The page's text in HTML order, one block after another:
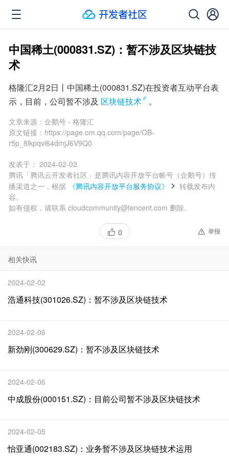
中国稀土(000831.SZ)：暂不涉及区块链技
术
格隆汇2月2日丨中国稀土(000831.SZ)在投资者互动平台表
示，目前，公司暂不涉及 区块链技术 。
文章来源： 企鹅号 - 格隆汇
原文链接： https://page.om.qq.com/page/OB-
r5p_8lkpqvi64dmjJ6V9Q0
发表于： 2024-02-02
腾讯「腾讯云开发者社区」是腾讯内容开放平台帐号（企鹅号）传
播渠道之一，根据
《腾讯内容开放平台服务协议》
转载发布内
容。
如有侵权，请联系 cloudcommunity@tencent.com 删除。
0 举报
相关快讯
2024-02-02
浩通科技(301026.SZ)：暂不涉及区块链技术
2024-02-06
新劲刚(300629.SZ)：暂不涉及区块链技术
2024-02-06
中成股份(000151.SZ)：目前公司暂不涉及区块链技术
2024-02-05
怡亚通(002183.SZ)：业务暂不涉及区块链技术运用